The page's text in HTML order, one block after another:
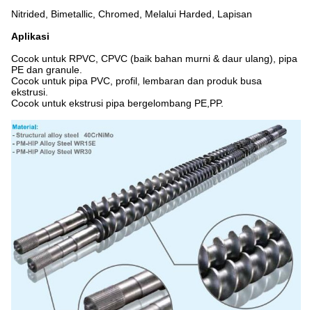
Nitrided, Bimetallic, Chromed, Melalui Harded, Lapisan
Aplikasi
Cocok untuk RPVC, CPVC (baik bahan murni & daur ulang), pipa
PE dan granule.
Cocok untuk pipa PVC, profil, lembaran dan produk busa
ekstrusi.
Cocok untuk ekstrusi pipa bergelombang PE,PP.